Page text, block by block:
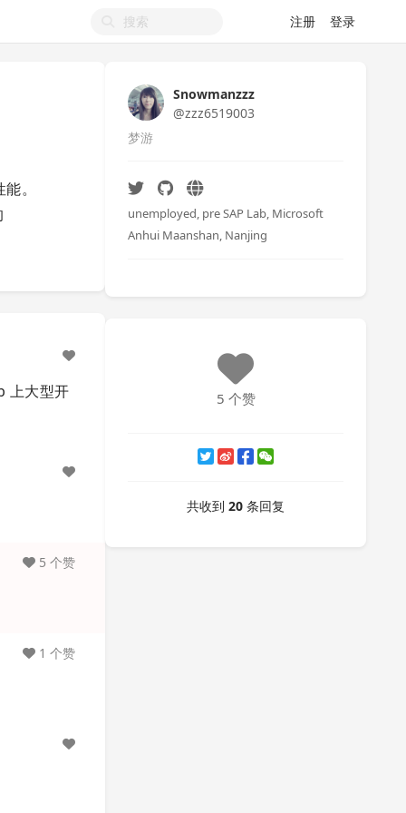
注册 登录
。
上大型开
5 个赞
1 个赞
Snowmanzzz
@zzz6519003
梦游
unemployed, pre SAP Lab, Microsoft
Anhui Maanshan, Nanjing
5 个赞
共收到 20 条回复